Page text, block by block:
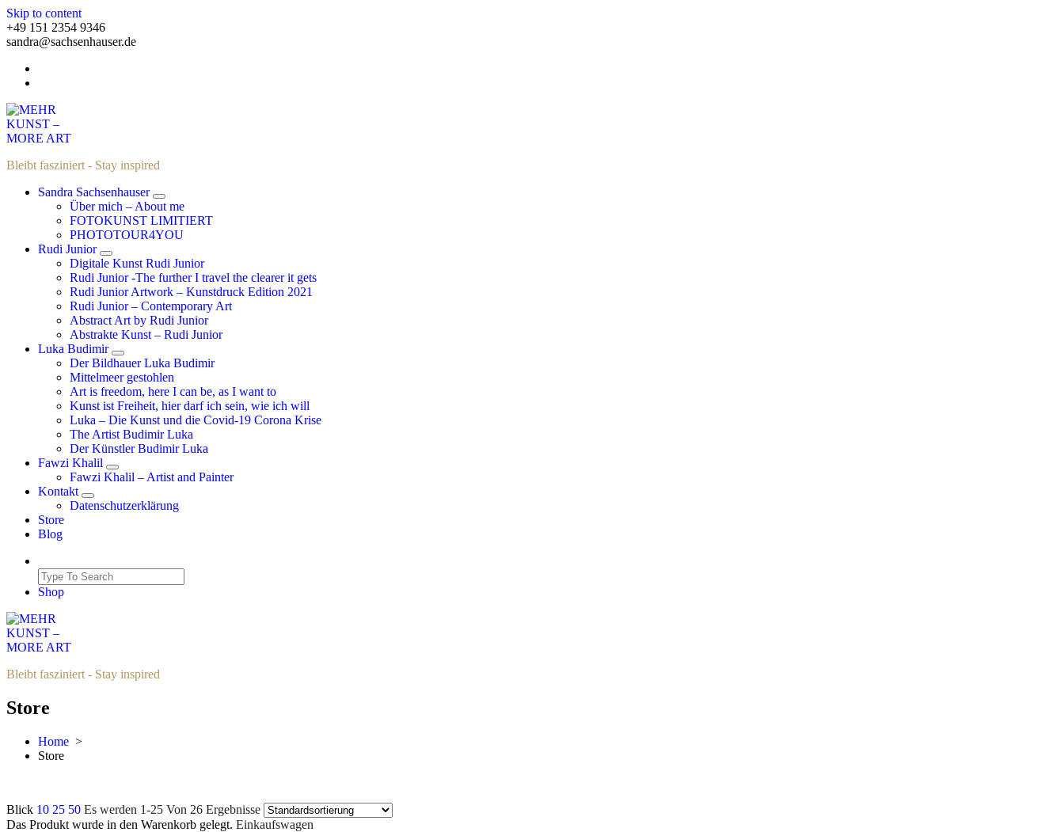
Skip to content
+49 151 2354 9346
sandra@sachsenhauser.de
Bleibt fasziniert - Stay inspired
Sandra Sachsenhauser
Über mich – About me
FOTOKUNST LIMITIERT
PHOTOTOUR4YOU
Rudi Junior
Digitale Kunst Rudi Junior
Rudi Junior -The further I travel the clearer it gets
Rudi Junior Artwork – Kunstdruck Edition 2021
Rudi Junior – Contemporary Art
Abstract Art by Rudi Junior
Abstrakte Kunst – Rudi Junior
Luka Budimir
Der Bildhauer Luka Budimir
Mittelmeer gestohlen
Art is freedom, here I can be, as I want to
Kunst ist Freiheit, hier darf ich sein, wie ich will
Luka – Die Kunst und die Covid-19 Corona Krise
The Artist Budimir Luka
Der Künstler Budimir Luka
Fawzi Khalil
Fawzi Khalil – Artist and Painter
Kontakt
Datenschutzerklärung
Store
Blog
Shop
Bleibt fasziniert - Stay inspired
Store
Home >
Store
Blick 10 25 50 Es werden 1-25 Von 26 Ergebnisse
Das Produkt wurde in den Warenkorb gelegt. Einkaufswagen